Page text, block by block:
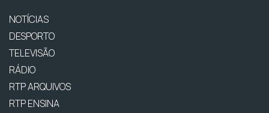
NOTÍCIAS
DESPORTO
TELEVISÃO
RÁDIO
RTP ARQUIVOS
RTP ENSINA